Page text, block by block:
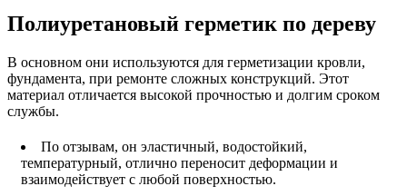
Полиуретановый герметик по дереву
В основном они используются для герметизации кровли,
фундамента, при ремонте сложных конструкций. Этот
материал отличается высокой прочностью и долгим сроком
службы.
По отзывам, он эластичный, водостойкий,
температурный, отлично переносит деформации и
взаимодействует с любой поверхностью.